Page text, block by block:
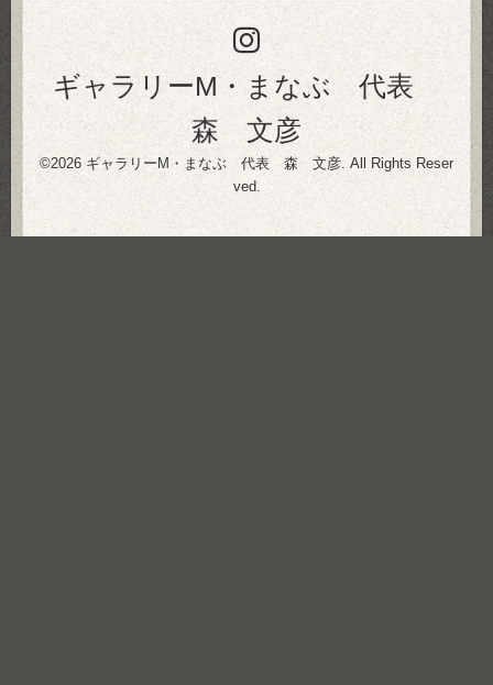
ギャラリーM・まなぶ 代表
森 文彦
©2026 ギャラリーM・まなぶ 代表 森 文彦. All Rights Reser
ved.